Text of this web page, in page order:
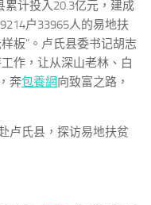
累计投入20.3亿元，建成
户33965人的易地扶
板”。卢氏县委书记胡志
作，让从深山老林、白
奔包養網向致富之路，
卢氏县，探访易地扶贫